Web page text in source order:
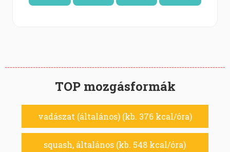
TOP mozgásformák
vadászat (általános) (kb. 376 kcal/óra)
squash, általános (kb. 548 kcal/óra)